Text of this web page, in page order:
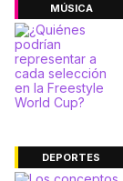
MÚSICA
DEPORTES